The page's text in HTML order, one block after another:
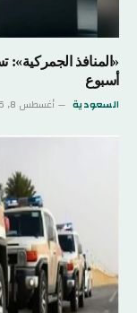
أسبوع
السعودية أغسطس 8, 2026